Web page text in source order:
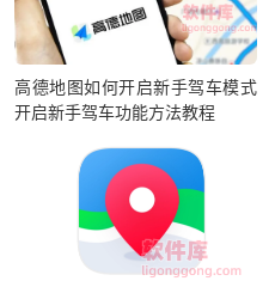
高德地图如何开启新手驾车模式
开启新手驾车功能方法教程